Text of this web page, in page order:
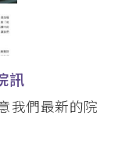
訊
我們最新的院